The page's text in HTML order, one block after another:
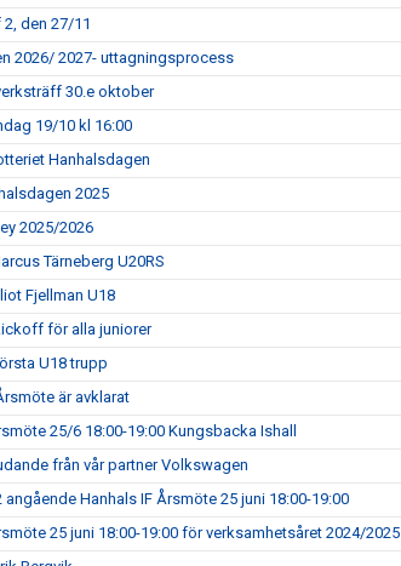
den 27/11
2026/ 2027- uttagningsprocess
30.e oktober
19/10 kl 16:00
Hanhalsdagen
2025
2025/2026
Tärneberg U20RS
Fjellman U18
för alla juniorer
U18 trupp
är avklarat
25/6 18:00-19:00 Kungsbacka Ishall
från vår partner Volkswagen
Hanhals IF Årsmöte 25 juni 18:00-19:00
25 juni 18:00-19:00 för verksamhetsåret 2024/2025